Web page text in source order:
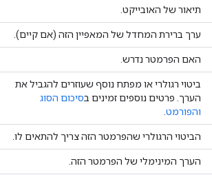
],
"enumDescriptions": [
string
"enumDeprecated": [
boolean
],
,
"location"
"properties" :
(key)
: (JsonSchema)
},
תיאור של האובייקט.
ערך ברירת המחדל של המאפיין הזה (אם קיים).
האם הפרמטר נדרש.
ביטוי רגולרי או מפתח נוסף שעוזרים להגביל את
הערך. פרטים נוספים זמינים בסיכום הסוג
והפורמט
הביטוי הרגולרי שהפרמטר הזה צריך להתאים לו.
הערך המינימלי של הפרמטר הזה.